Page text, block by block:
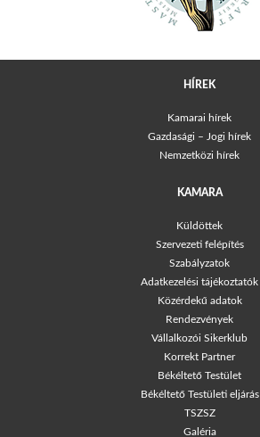
HÍREK
Kamarai hírek
Gazdasági – Jogi hírek
Nemzetközi hírek
KAMARA
Küldöttek
Szervezeti felépítés
Szabályzatok
Adatkezelési tájékoztatók
Közérdekű adatok
Rendezvények
Vállalkozói Sikerklub
Korrekt Partner
Békéltető Testület
Békéltető Testületi eljárás
TSZSZ
Galéria